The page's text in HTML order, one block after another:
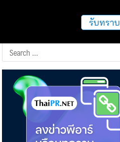
ฝากข่าวประชาสัมพันธ์
รับทราบ